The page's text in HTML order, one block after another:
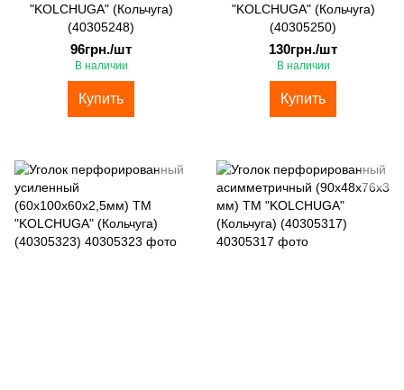
"KOLCHUGA" (Кольчуга)
(40305248)
96грн./шт
В наличии
Купить
"KOLCHUGA" (Кольчуга)
(40305250)
130грн./шт
В наличии
Купить